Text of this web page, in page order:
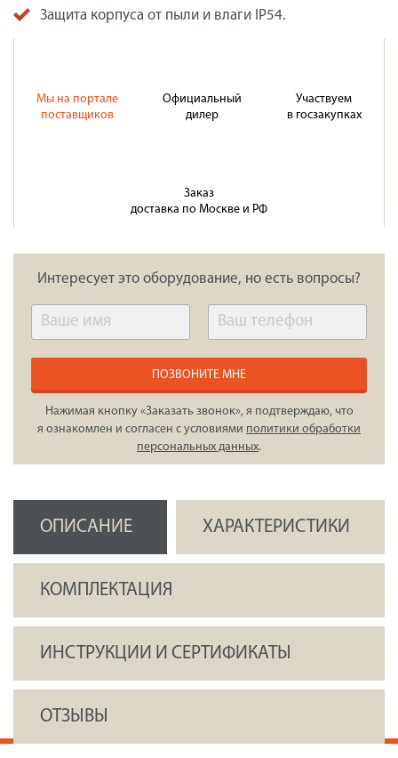
Защита корпуса от пыли и влаги IP54.
Мы на портале
поставщиков
Официальный
дилер
Участвуем
в госзакупках
Заказ
доставка по Москве и РФ
Интересует это оборудование, но есть вопросы?
ПОЗВОНИТЕ МНЕ
Нажимая кнопку «Заказать звонок», я подтверждаю, что
я ознакомлен и согласен с условиями политики обработки
персональных данных.
ОПИСАНИЕ ХАРАКТЕРИСТИКИ
КОМПЛЕКТАЦИЯ
ИНСТРУКЦИИ И СЕРТИФИКАТЫ
ОТЗЫВЫ